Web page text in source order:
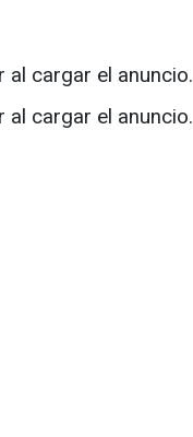
al cargar el anuncio.
al cargar el anuncio.